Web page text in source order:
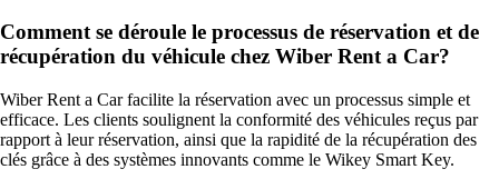
Comment se déroule le processus de réservation et de
récupération du véhicule chez Wiber Rent a Car?
Wiber Rent a Car facilite la réservation avec un processus simple et
efficace. Les clients soulignent la conformité des véhicules reçus par
rapport à leur réservation, ainsi que la rapidité de la récupération des
clés grâce à des systèmes innovants comme le Wikey Smart Key.